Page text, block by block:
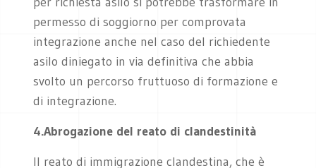
permesso di soggiorno per comprovata
integrazione anche nel caso del richiedente
asilo diniegato in via definitiva che abbia
svolto un percorso fruttuoso di formazione e
di integrazione.
4.Abrogazione del reato di clandestinità
Il reato di immigrazione clandestina, che è